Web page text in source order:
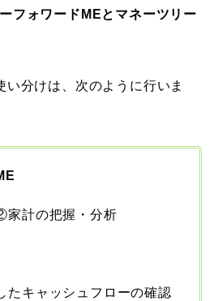
フォワードMEとマネーツリー
い分けは、次のように行いま
計の把握・分析
たキャッシュフローの確認